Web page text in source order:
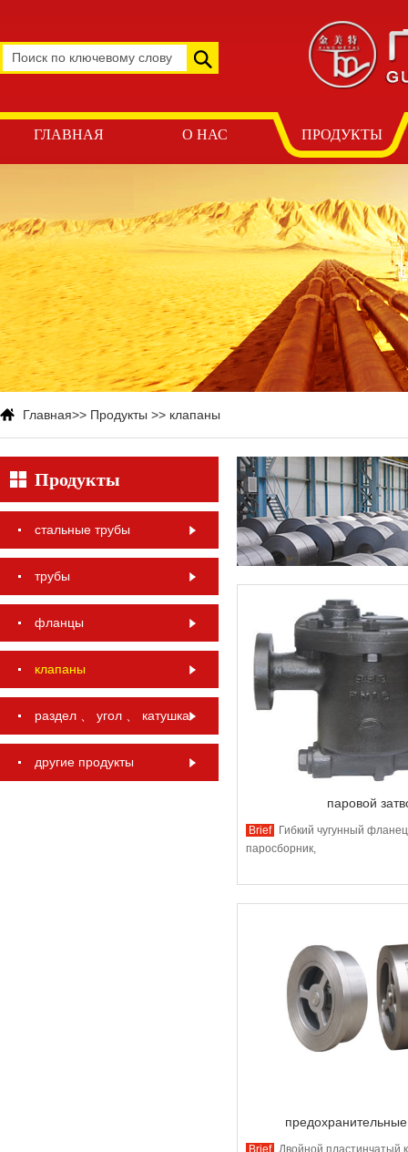
ГЛАВНАЯ О НАС ПРОДУКТЫ
Главная>> Продукты >> клапаны
Продукты
стальные трубы
трубы
фланцы
клапаны
раздел 、 угол 、 катушка
другие продукты
паровой
Brief
Гибкий чугунный
паросборник,
Brief Двойной пластинчатый